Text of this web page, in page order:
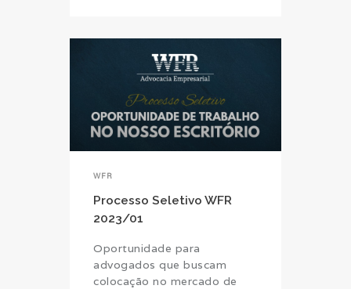
WFR
Processo Seletivo WFR
2023/01
Oportunidade para
advogados que buscam
colocação no mercado de